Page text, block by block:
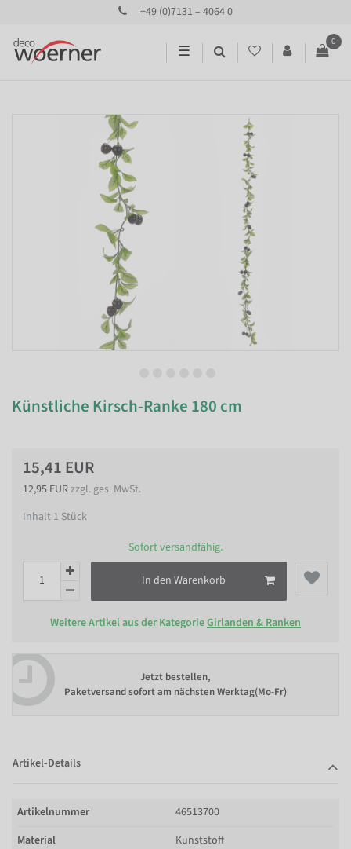
+49 (0)7131 – 4064 0
☰
0
Künstliche Kirsch-Ranke 180 cm
15,41 EUR
12,95 EURzzgl. ges. MwSt.
Inhalt 1 Stück
Sofort versandfähig.
In den Warenkorb
Weitere Artikel aus der KategorieGirlanden & Ranken
Jetzt bestellen,
Paketversand sofort am nächsten Werktag(Mo-Fr)
Artikel-Details
Artikelnummer
46513700
Material
Kunststoff